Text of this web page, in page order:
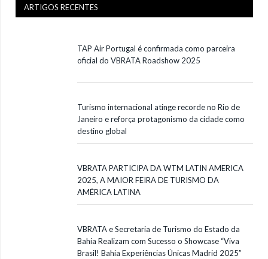
ARTIGOS RECENTES
TAP Air Portugal é confirmada como parceira
oficial do VBRATA Roadshow 2025
Turismo internacional atinge recorde no Rio de
Janeiro e reforça protagonismo da cidade como
destino global
VBRATA PARTICIPA DA WTM LATIN AMERICA
2025, A MAIOR FEIRA DE TURISMO DA
AMÉRICA LATINA
VBRATA e Secretaria de Turismo do Estado da
Bahia Realizam com Sucesso o Showcase “Viva
Brasil! Bahia Experiências Únicas Madrid 2025”